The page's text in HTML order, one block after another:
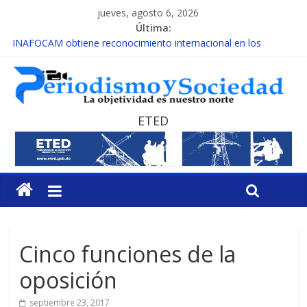
jueves, agosto 6, 2026
Última:
INAFOCAM obtiene reconocimiento internacional en los
15 de febrero de cada año es Día Nacional de la lucha contra el
cáncer infantil
EL ENFOQUE UNILATERAL DE LA COALICIÓN
MESCyT y Universidad Albizu apoyarán rehabilitación de
reclusos
MESCyT presenta calendario de Consulta Nacional por la
Educación
ETED
Cinco funciones de la
oposición
septiembre 23, 2017